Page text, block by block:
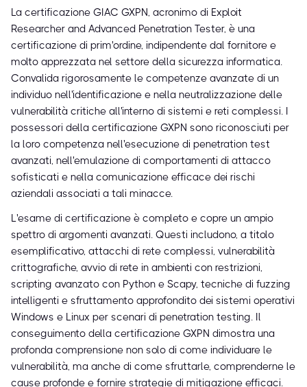
La certificazione GIAC GXPN, acronimo di Exploit
Researcher and Advanced Penetration Tester, è una
certificazione di prim'ordine, indipendente dal fornitore e
molto apprezzata nel settore della sicurezza informatica.
Convalida rigorosamente le competenze avanzate di un
individuo nell'identificazione e nella neutralizzazione delle
vulnerabilità critiche all'interno di sistemi e reti complessi. I
possessori della certificazione GXPN sono riconosciuti per
la loro competenza nell'esecuzione di penetration test
avanzati, nell'emulazione di comportamenti di attacco
sofisticati e nella comunicazione efficace dei rischi
aziendali associati a tali minacce.
L'esame di certificazione è completo e copre un ampio
spettro di argomenti avanzati. Questi includono, a titolo
esemplificativo, attacchi di rete complessi, vulnerabilità
crittografiche, avvio di rete in ambienti con restrizioni,
scripting avanzato con Python e Scapy, tecniche di fuzzing
intelligenti e sfruttamento approfondito dei sistemi operativi
Windows e Linux per scenari di penetration testing. Il
conseguimento della certificazione GXPN dimostra una
profonda comprensione non solo di come individuare le
vulnerabilità, ma anche di come sfruttarle, comprenderne le
cause profonde e fornire strategie di mitigazione efficaci.